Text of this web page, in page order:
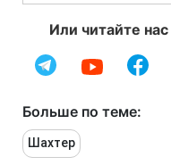
Или читайте
Больше по теме:
Шахтер